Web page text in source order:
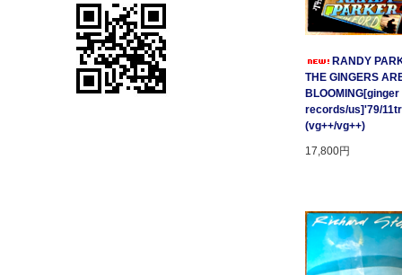
RANDY
THE GINGERS
BLOOMING[ginger
records/us]'79/
(vg++/vg++)
17,800円